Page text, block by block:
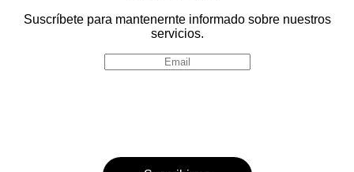
Suscríbete para mantenernte informado sobre nuestros
servicios.